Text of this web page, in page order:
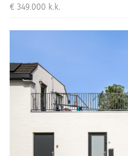
€ 349.000 k.k.